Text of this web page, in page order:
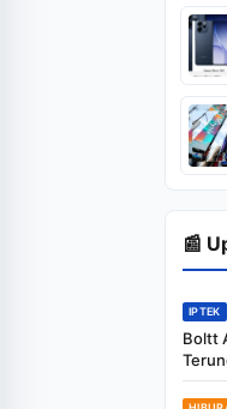
📰
IPTEK
Boltt